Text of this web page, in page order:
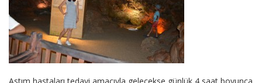
Astım hastaları tedavi amacıyla gelecekse günlük 4 saat boyunca